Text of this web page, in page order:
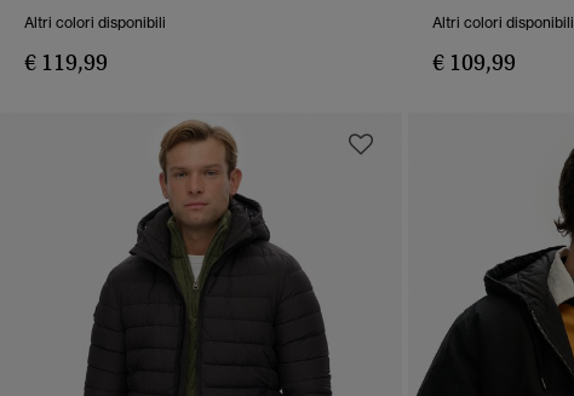
Altri colori disponibili
€ 119,99
Altri colori disponibili
€ 109,99